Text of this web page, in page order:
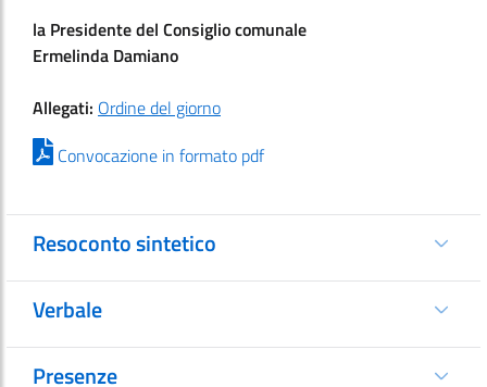
la Presidente del Consiglio comunale
Ermelinda Damiano
Allegati: Ordine del giorno
Convocazione in formato pdf
Resoconto sintetico
Verbale
Presenze